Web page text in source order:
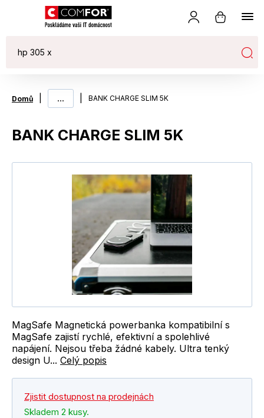
Domů ... BANK CHARGE SLIM 5K
BANK CHARGE SLIM 5K
MagSafe Magnetická powerbanka kompatibilní s
MagSafe zajistí rychlé, efektivní a spolehlivé
napájení. Nejsou třeba žádné kabely. Ultra tenký
design U... Celý popis
Zjistit dostupnost na prodejnách
Skladem 2 kusy.